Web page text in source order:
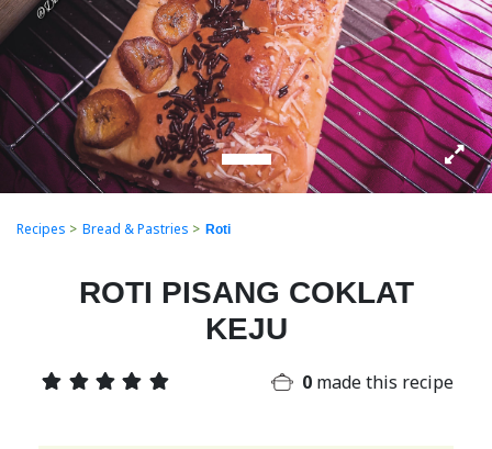
Recipes > Bread & Pastries > Roti
ROTI PISANG COKLAT
KEJU
0 made this recipe